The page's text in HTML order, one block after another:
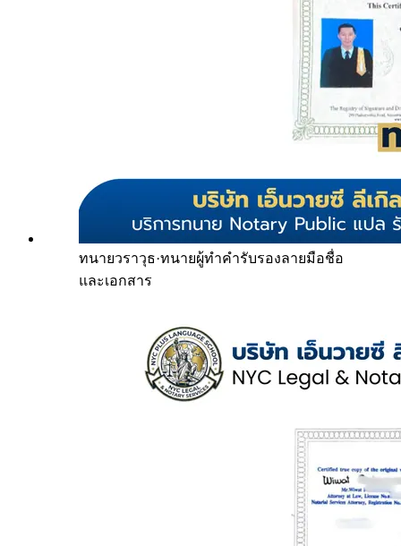
ทนายวราวุธ·ทนายผู้ทำคำรับรองลายมือชื่อ
และเอกสาร